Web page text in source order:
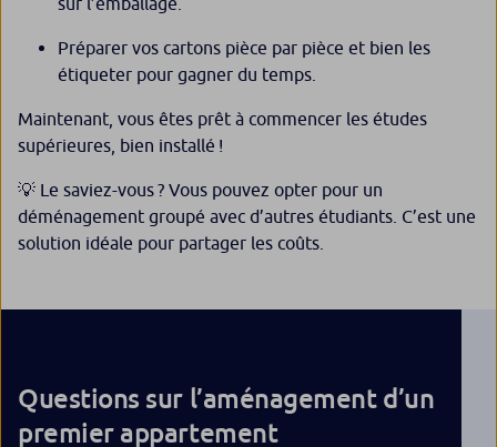
Préparer vos cartons pièce par pièce et bien les
étiqueter pour gagner du temps.
Maintenant, vous êtes prêt à commencer les études
supérieures, bien installé !
💡 Le saviez-vous ? Vous pouvez opter pour un
déménagement groupé avec d’autres étudiants. C’est une
solution idéale pour partager les coûts.
Questions sur l’aménagement d’un
premier appartement